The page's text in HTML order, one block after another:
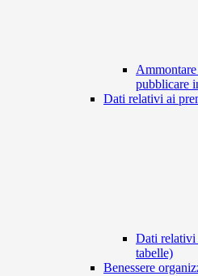
pubblicare
Dati relativi ai
Dati relativi
tabelle)
Benessere